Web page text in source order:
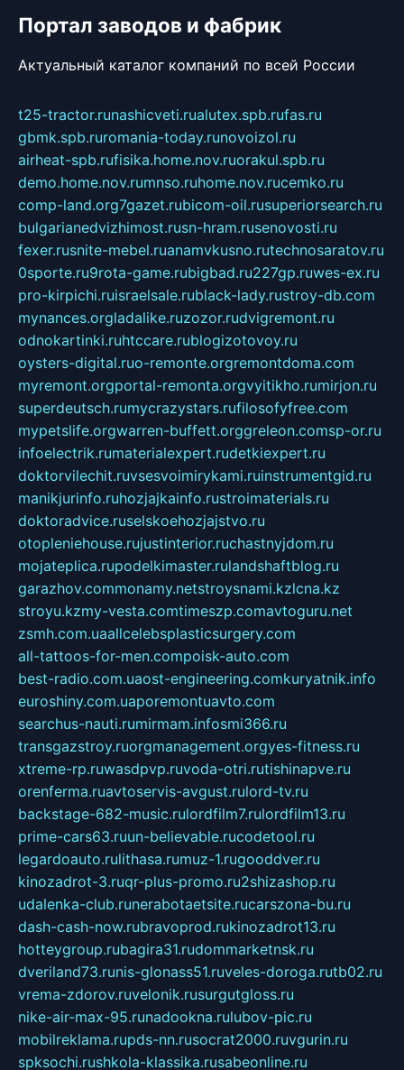
Портал заводов и фабрик
Актуальный каталог компаний по всей России
t25-tractor.runashicveti.rualutex.spb.rufas.ru
gbmk.spb.ruromania-today.runovoizol.ru
airheat-spb.rufisika.home.nov.ruorakul.spb.ru
demo.home.nov.rumnso.ruhome.nov.rucemko.ru
comp-land.org7gazet.rubicom-oil.rusuperiorsearch.ru
bulgarianedvizhimost.rusn-hram.rusenovosti.ru
fexer.rusnite-mebel.ruanamvkusno.rutechnosaratov.ru
0sporte.ru9rota-game.rubigbad.ru227gp.ruwes-ex.ru
pro-kirpichi.ruisraelsale.rublack-lady.rustroy-db.com
mynances.orgladalike.ruzozor.rudvigremont.ru
odnokartinki.ruhtccare.rublogizotovoy.ru
oysters-digital.ruo-remonte.orgremontdoma.com
myremont.orgportal-remonta.orgvyitikho.rumirjon.ru
superdeutsch.rumycrazystars.rufilosofyfree.com
mypetslife.orgwarren-buffett.orggreleon.comsp-or.ru
infoelectrik.rumaterialexpert.rudetkiexpert.ru
doktorvilechit.ruvsesvoimirykami.ruinstrumentgid.ru
manikjurinfo.ruhozjajkainfo.rustroimaterials.ru
doktoradvice.ruselskoehozjajstvo.ru
otopleniehouse.rujustinterior.ruchastnyjdom.ru
mojateplica.rupodelkimaster.rulandshaftblog.ru
garazhov.commonamy.netstroysnami.kzlcna.kz
stroyu.kzmy-vesta.comtimeszp.comavtoguru.net
zsmh.com.uaallcelebsplasticsurgery.com
all-tattoos-for-men.compoisk-auto.com
best-radio.com.uaost-engineering.comkuryatnik.info
euroshiny.com.uaporemontuavto.com
searchus-nauti.rumirmam.infosmi366.ru
transgazstroy.ruorgmanagement.orgyes-fitness.ru
xtreme-rp.ruwasdpvp.ruvoda-otri.rutishinapve.ru
orenferma.ruavtoservis-avgust.rulord-tv.ru
backstage-682-music.rulordfilm7.rulordfilm13.ru
prime-cars63.ruun-believable.rucodetool.ru
legardoauto.rulithasa.rumuz-1.rugooddver.ru
kinozadrot-3.ruqr-plus-promo.ru2shizashop.ru
udalenka-club.runerabotaetsite.rucarszona-bu.ru
dash-cash-now.rubravoprod.rukinozadrot13.ru
hotteygroup.rubagira31.rudommarketnsk.ru
dveriland73.runis-glonass51.ruveles-doroga.rutb02.ru
vrema-zdorov.ruvelonik.rusurgutgloss.ru
nike-air-max-95.runadookna.rulubov-pic.ru
mobilreklama.rupds-nn.rusocrat2000.ruvgurin.ru
spksochi.rushkola-klassika.rusabeonline.ru